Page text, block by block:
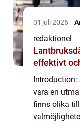
01 juli 2026
redaktionel
effektivt
Introduction:
vara en
finns olika